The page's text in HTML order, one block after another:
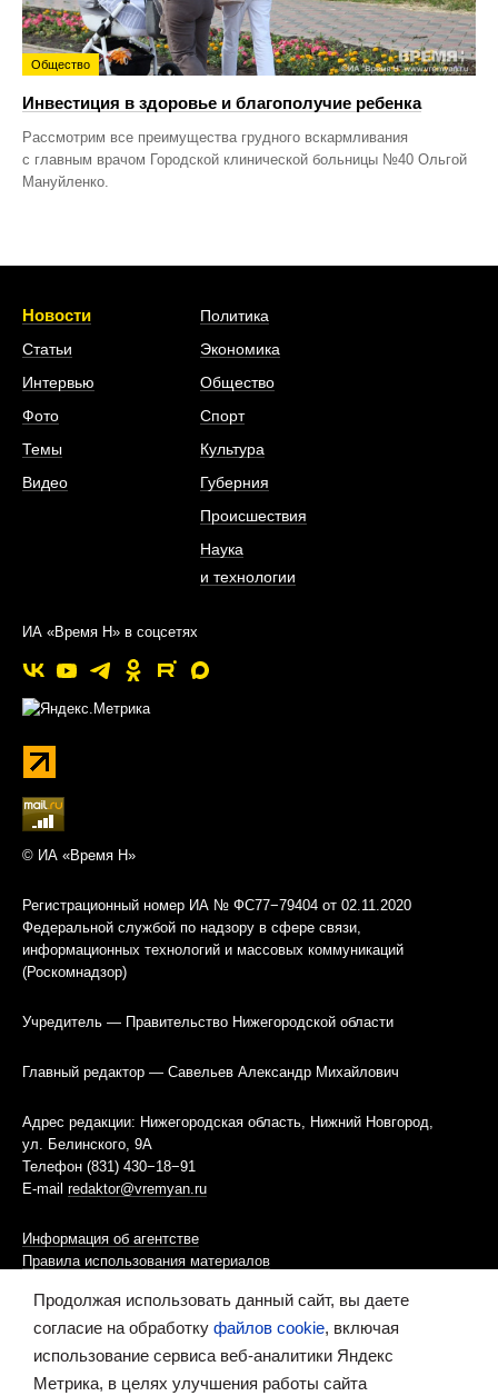
Общество
Инвестиция в здоровье и благополучие ребенка
Рассмотрим все преимущества грудного вскармливания
с главным врачом Городской клинической больницы №40 Ольгой
Мануйленко.
Новости
Статьи
Интервью
Фото
Темы
Видео
Политика
Экономика
Общество
Спорт
Культура
Губерния
Происшествия
Наука
и технологии
ИА «Время Н» в соцсетях
© ИА «Время Н»
Регистрационный номер ИА № ФС77−79404 от 02.11.2020
Федеральной службой по надзору в сфере связи,
информационных технологий и массовых коммуникаций
(Роскомнадзор)
Учредитель — Правительство Нижегородской области
Главный редактор — Савельев Александр Михайлович
Адрес редакции: Нижегородская область, Нижний Новгород,
ул. Белинского, 9А
Телефон (831) 430−18−91
E-mail redaktor@vremyan.ru
Информация об агентстве
Правила использования материалов
Информационная политика использования «cookies»-файлов
Ресурс содержит материалы 16+
Продолжая использовать данный сайт, вы даете
согласие на обработку файлов cookie, включая
использование сервиса веб-аналитики Яндекс
Метрика, в целях улучшения работы сайта